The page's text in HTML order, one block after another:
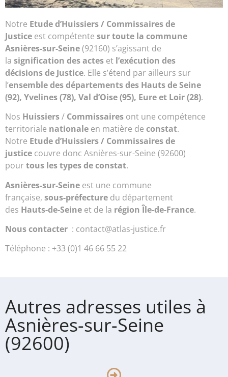
Notre Etude d’Huissiers / Commissaires de
Justice est compétente sur toute la commune
Asnières-sur-Seine(92160) s’agissant de
la signification des actes et l’exécution des
décisions de Justice. Elle s’étend par ailleurs sur
l’ensemble des départements des Hauts de Seine
(92), Yvelines (78), Val d’Oise (95), Eure et Loir (28).
Nos Huissiers/ Commissaires ont une compétence
territoriale nationale en matière de constat.
Notre Etude d’Huissiers / Commissaires de
justice couvre donc Asnières-sur-Seine (92600)
pour tous les types de constat.
Asnières-sur-Seine est une commune
française, sous-préfecture du département
des Hauts-de-Seine et de la région Île-de-France.
Nous contacter : contact@atlas-justice.fr
Téléphone : +33 (0)1 46 66 55 22
Autres adresses utiles à
Asnières-sur-Seine
(92600)